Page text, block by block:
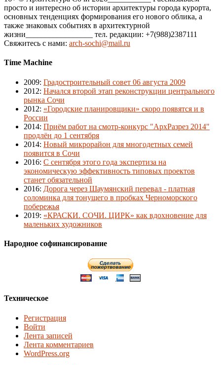
просто и интересно об истории архитектуры города курорта,
основных тенденциях формирования его нового облика, а
также знаковых событиях в архитектурной
жизни_________________ тел. редакции: +7(988)2387111
Свяжитесь с нами: arch-sochi@mail.ru
Time Machine
2009: Градостроительный совет 06 августа 2009
2012: Начался второй этап реконструкции центрального
рынка Сочи
2012: «Городские планировщики» скоро появятся и в
России
2014: Приём работ на смотр-конкурс "АрхРазрез 2014"
продлён до 1 сентября
2014: Новый микрорайон для многодетных семей
появится в Сочи
2016: С сентября этого года экспертиза на
экономическую эффективность типовых проектов
станет обязательной
2016: Дорога через Шаумянский перевал - платная
соломинка для тонущего в пробках Черноморского
побережья
2019: «КРАСКИ. СОЧИ. ЦИРК» как вдохновение для
маленьких художников
Народное софинансирование
Техническое
Регистрация
Войти
Лента записей
Лента комментариев
WordPress.org